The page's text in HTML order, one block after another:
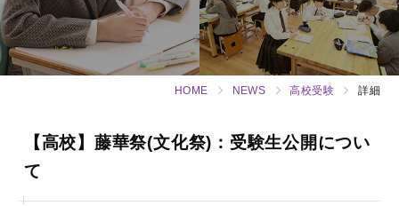
HOME NEWS 高校受験 詳細
【高校】藤華祭(文化祭)：受験生公開につい
て